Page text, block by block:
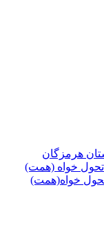
هرمزگان
خواه (همت)
خواه(همت)